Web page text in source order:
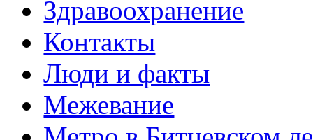
Здравоохранение
Контакты
Люди и факты
Межевание